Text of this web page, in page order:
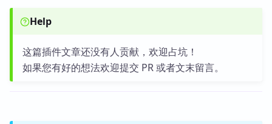
Help
这篇插件文章还没有人贡献，欢迎占坑！
如果您有好的想法欢迎提交 PR 或者文末留言。